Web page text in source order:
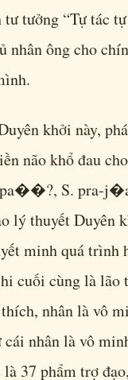
tưởng “Tự tác
ông cho
khởi này,
não khổ đau
pa��?, S. pra-
lý thuyết Duyên
minh quá trình
cuối cùng là
nhân là vô
nhân là vô
37 phẩm trợ